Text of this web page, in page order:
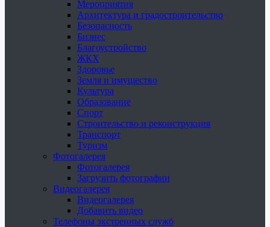
Мероприятия
Архитектура и градостроительство
Безопасность
Бизнес
Благоустройство
ЖКХ
Здоровье
Земля и имущество
Культура
Образование
Спорт
Строительство и реконструкция
Транспорт
Туризм
Фотогалерея
Фотогалерея
Загрузить фотографии
Видеогалерея
Видеогалерея
Добавить видео
Телефоны экстренных служб